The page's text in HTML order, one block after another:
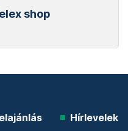
shop
Hírlevelek